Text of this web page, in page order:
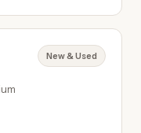
New & Used